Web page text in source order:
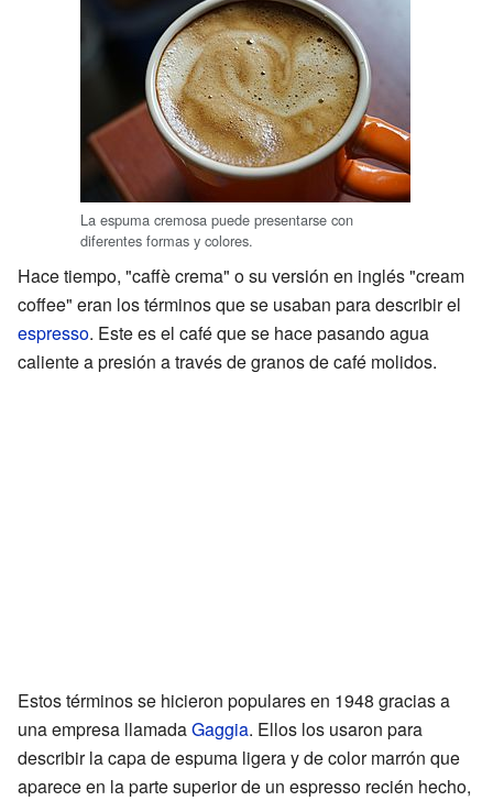
La espuma cremosa puede presentarse con
diferentes formas y colores.
Hace tiempo, "caffè crema" o su versión en inglés "cream
coffee" eran los términos que se usaban para describir el
espresso. Este es el café que se hace pasando agua
caliente a presión a través de granos de café molidos.
Estos términos se hicieron populares en 1948 gracias a
una empresa llamadaGaggia. Ellos los usaron para
describir la capa de espuma ligera y de color marrón que
aparece en la parte superior de un espresso recién hecho,